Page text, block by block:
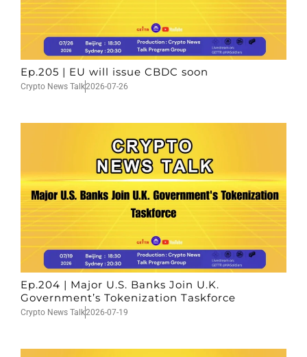
Ep.205 | EU will issue CBDC soon
Crypto News Talk2026-07-26
Ep.204 | Major U.S. Banks Join U.K.
Government’s Tokenization Taskforce
Crypto News Talk2026-07-19